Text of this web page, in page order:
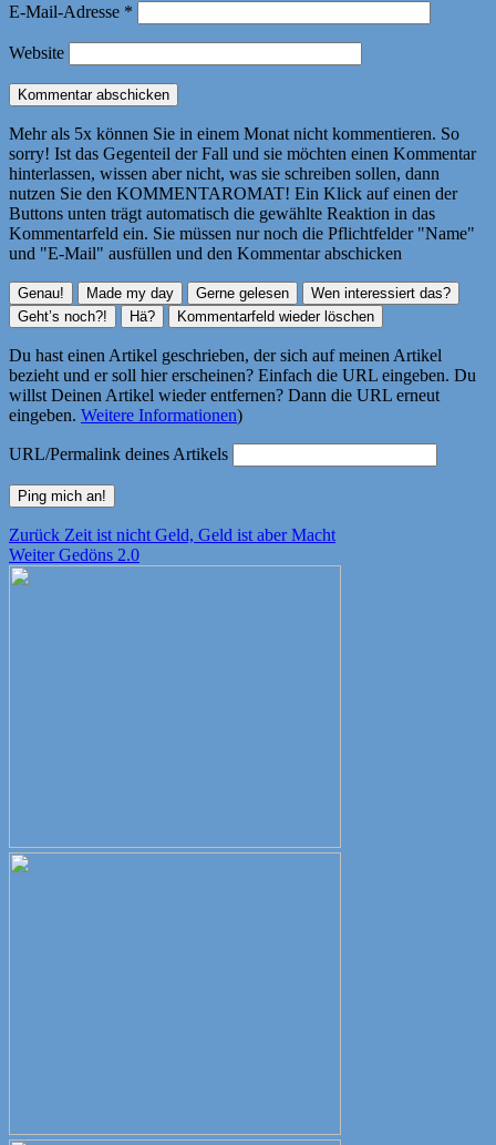
E-Mail-Adresse *
Website
Mehr als 5x können Sie in einem Monat nicht kommentieren. So
sorry! Ist das Gegenteil der Fall und sie möchten einen Kommentar
hinterlassen, wissen aber nicht, was sie schreiben sollen, dann
nutzen Sie den KOMMENTAROMAT! Ein Klick auf einen der
Buttons unten trägt automatisch die gewählte Reaktion in das
Kommentarfeld ein. Sie müssen nur noch die Pflichtfelder "Name"
und "E-Mail" ausfüllen und den Kommentar abschicken
Du hast einen Artikel geschrieben, der sich auf meinen Artikel
bezieht und er soll hier erscheinen? Einfach die URL eingeben. Du
willst Deinen Artikel wieder entfernen? Dann die URL erneut
eingeben. Weitere Informationen)
URL/Permalink deines Artikels
Beitragsnavigation
Zurück Vorheriger
Beitrag:
Zeit ist nicht Geld, Geld ist aber Macht
Weiter Nächster
Gedöns 2.0